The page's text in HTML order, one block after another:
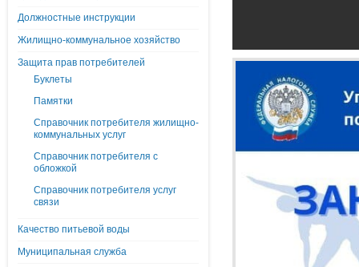
Должностные инструкции
Жилищно-коммунальное хозяйство
Защита прав потребителей
Буклеты
Памятки
Справочник потребителя жилищно-
коммунальных услуг
Справочник потребителя с
обложкой
Справочник потребителя услуг
связи
Качество питьевой воды
Муниципальная служба